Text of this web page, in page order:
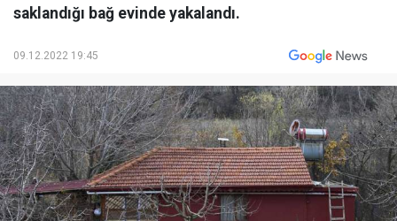
saklandığı bağ evinde yakalandı.
09.12.2022 19:45